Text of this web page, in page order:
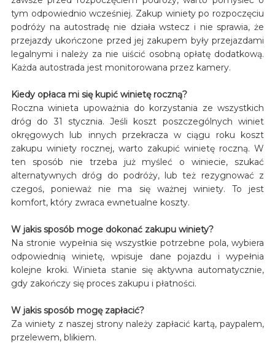
tym odpowiednio wcześniej. Zakup winiety po rozpoczęciu
podróży na autostradę nie działa wstecz i nie sprawia, że
przejazdy ukończone przed jej zakupem były przejazdami
legalnymi i należy za nie uiścić osobną opłatę dodatkową.
Każda autostrada jest monitorowana przez kamery.
Kiedy opłaca mi się kupić winietę roczną?
Roczna winieta upoważnia do korzystania ze wszystkich
dróg do 31 stycznia. Jeśli koszt poszczególnych winiet
okręgowych lub innych przekracza w ciągu roku koszt
zakupu winiety rocznej, warto zakupić winietę roczną. W
ten sposób nie trzeba już myśleć o winiecie, szukać
alternatywnych dróg do podróży, lub też rezygnować z
czegoś, ponieważ nie ma się ważnej winiety. To jest
komfort, który zwraca ewnetualne koszty.
W jakis sposób moge dokonać zakupu winiety?
Na stronie wypełnia się wszystkie potrzebne pola, wybiera
odpowiednią winietę, wpisuje dane pojazdu i wypełnia
kolejne kroki. Winieta stanie się aktywna automatycznie,
gdy zakończy się proces zakupu i płatności.
W jakis sposób mogę zapłacić?
Za winiety z naszej strony należy zapłacić kartą, paypalem,
przelewem, blikiem.